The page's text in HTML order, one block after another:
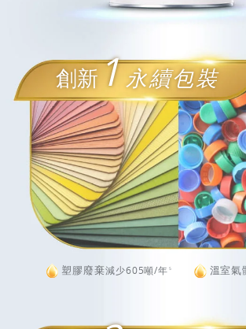
創新1 永續包裝
塑膠廢棄減少605噸/年 5 溫室氣